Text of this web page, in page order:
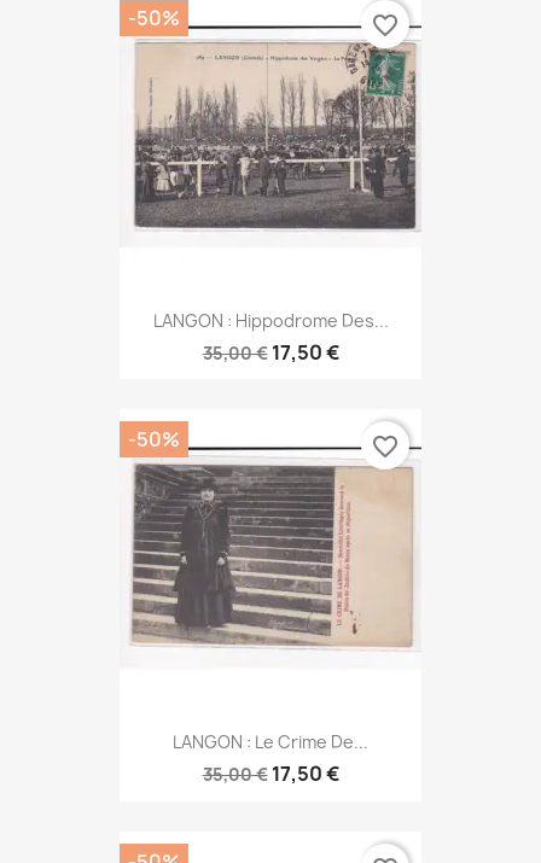
LANGON : Hippodrome Des...
35,00 € 17,50 €
-50% favorite_border
LANGON : Le Crime De...
35,00 € 17,50 €
-50% favorite_border